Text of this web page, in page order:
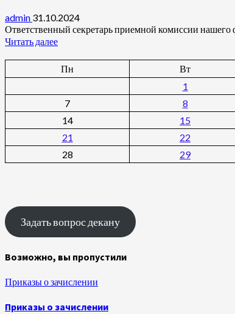
admin 31.10.2024
Ответственный секретарь приемной комиссии нашего
Читать далее
Пн
Вт
1
7
8
14
15
21
22
28
29
Задать вопрос декану
Возможно, вы пропустили
Приказы о зачислении
Приказы о зачислении